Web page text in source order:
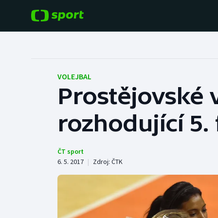
Hokej
Tenis
Cyklistika
Baseball a softbal
Basketbal
Boby a skeleton
Box
VOLEJBAL
Prostějovské
rozhodující
ČT sport
6. 5. 2017 | Zdroj: ČTK